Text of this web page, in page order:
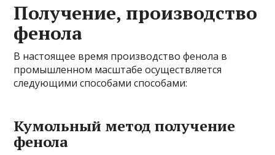
Получение, производство
фенола
В настоящее время производство фенола в
промышленном масштабе осуществляется
следующими способами способами:
Кумольный метод получение
фенола